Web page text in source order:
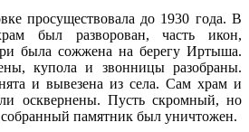
просуществовала до 1930 года. В
был разворован, часть икон,
была сожжена на берегу Иртыша.
купола и звонницы разобраны.
и вывезена из села. Сам храм и
осквернены. Пусть скромный, но
памятник был уничтожен.